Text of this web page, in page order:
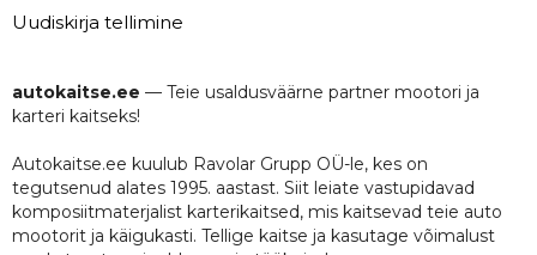
Uudiskirja tellimine
autokaitse.ee — Teie usaldusväärne partner mootori ja
karteri kaitseks!
Autokaitse.ee kuulub Ravolar Grupp OÜ-le, kes on
tegutsenud alates 1995. aastast. Siit leiate vastupidavad
komposiitmaterjalist karterikaitsed, mis kaitsevad teie auto
mootorit ja käigukasti. Tellige kaitse ja kasutage võimalust